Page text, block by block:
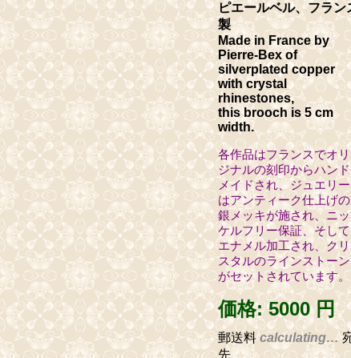
ピエールベル、フラン
製
Made in France by
Pierre-Bex of
silverplated copper
with crystal
rhinestones,
this brooch is 5 cm
width.
各作品はフランスでオリ
ジナルの刻印からハンド
メイドされ、ジュエリー
はアンティーク仕上げの
銀メッキが施され、ニッ
ケルフリー保証、そして
エナメル加工され、クリ
スタルのラインストーン
がセットされています。
価格:5000 円
郵送料calculating…
先